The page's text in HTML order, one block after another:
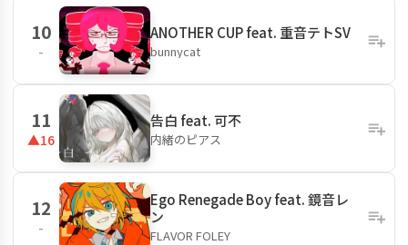
10
-
ANOTHER CUP feat. 重音テトSV
bunnycat
11
▲16
告白 feat. 可不
内緒のピアス
12
-
Ego Renegade Boy feat. 鏡音レ
ン
FLAVOR FOLEY